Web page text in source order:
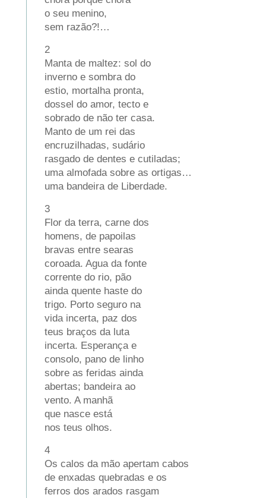
o seu menino,
sem razão?!…
2
Manta de maltez: sol do
inverno e sombra do
estio, mortalha pronta,
dossel do amor, tecto e
sobrado de não ter casa.
Manto de um rei das
encruzilhadas, sudário
rasgado de dentes e cutiladas;
uma almofada sobre as ortigas…
uma bandeira de Liberdade.
3
Flor da terra, carne dos
homens, de papoilas
bravas entre searas
coroada. Agua da fonte
corrente do rio, pão
ainda quente haste do
trigo. Porto seguro na
vida incerta, paz dos
teus braços da luta
incerta. Esperança e
consolo, pano de linho
sobre as feridas ainda
abertas; bandeira ao
vento. A manhã
que nasce está
nos teus olhos.
4
Os calos da mão apertam cabos
de enxadas quebradas e os
ferros dos arados rasgam